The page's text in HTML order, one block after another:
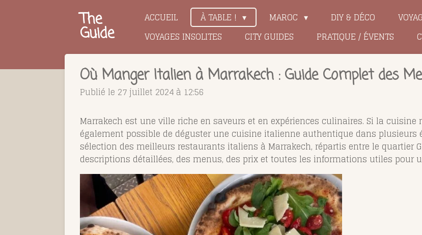
The
Guide
ACCUEIL À TABLE ! MAROC DIY & DÉCO
VOYAGES INSOLITES
CITY GUIDES PRATIQUE / ÉVENTS
Où Manger Italien à Marrakech : Guide Complet des
Publié le 27 juillet 2024 à 12:56
Marrakech est une ville riche en saveurs et en expériences culinaires. Si la
également possible de déguster une cuisine italienne authentique dans plusieurs
sélection des meilleurs restaurants italiens à Marrakech, répartis entre le quartier
descriptions détaillées, des menus, des prix et toutes les informations utiles pour